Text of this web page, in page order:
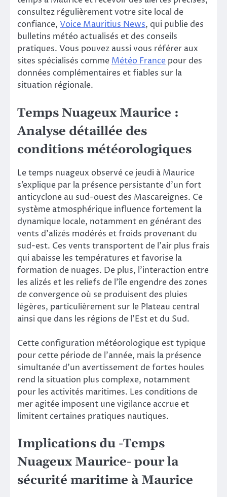
consultez régulièrement votre site local de
confiance, Voice Mauritius News, qui publie des
bulletins météo actualisés et des conseils
pratiques. Vous pouvez aussi vous référer aux
sites spécialisés comme Météo France pour des
données complémentaires et fiables sur la
situation régionale.
Temps Nuageux Maurice :
Analyse détaillée des
conditions météorologiques
Le temps nuageux observé ce jeudi à Maurice
s’explique par la présence persistante d’un fort
anticyclone au sud-ouest des Mascareignes. Ce
système atmosphérique influence fortement la
dynamique locale, notamment en générant des
vents d’alizés modérés et froids provenant du
sud-est. Ces vents transportent de l’air plus frais
qui abaisse les températures et favorise la
formation de nuages. De plus, l’interaction entre
les alizés et les reliefs de l’île engendre des zones
de convergence où se produisent des pluies
légères, particulièrement sur le Plateau central
ainsi que dans les régions de l’Est et du Sud.
Cette configuration météorologique est typique
pour cette période de l’année, mais la présence
simultanée d’un avertissement de fortes houles
rend la situation plus complexe, notamment
pour les activités maritimes. Les conditions de
mer agitée imposent une vigilance accrue et
limitent certaines pratiques nautiques.
Implications du -Temps
Nuageux Maurice- pour la
sécurité maritime à Maurice